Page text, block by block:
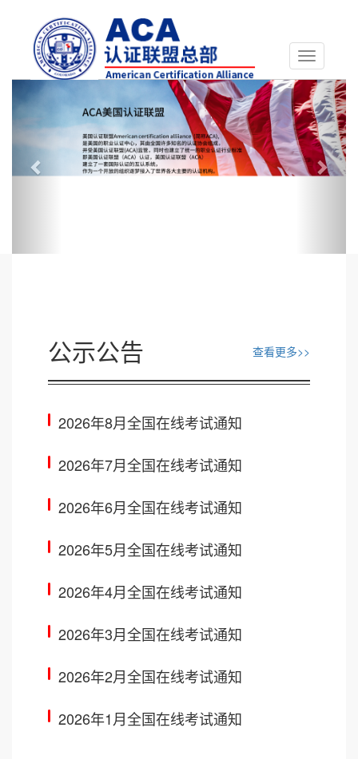
Toggle
navigation
Previous Next
公示公告 查看更多>>
2026年8月全国在线考试通知
2026年7月全国在线考试通知
2026年6月全国在线考试通知
2026年5月全国在线考试通知
2026年4月全国在线考试通知
2026年3月全国在线考试通知
2026年2月全国在线考试通知
2026年1月全国在线考试通知